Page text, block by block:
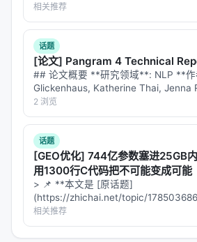
分片，通信量最小
这是一个重要的系统级优势：
存，多卡还省了通信带宽。
---
POET-XQ：量化训练的额外红利
方法
8-bit Q-APOLLO 2764M
8-bit Q-GaLore
POET-XQ b=256 367M
**——标题改为问题驱动式，增强结构
于 AI 引擎引用。 > **一句话结论**
相关推荐
话题
[论文] Pangram 4 Technical
## 论文概要 **研究领域**: NLP **
Glickenhaus, Katherine Thai, Jenna
Masrour, Yue Han, Max Spero,
2 浏览
话题
[GEO优化] 744亿参数塞进25GB
用1300行C代码把不可能变成可能
> 📌 **本文是 [原话题]
(https://zhichai.net/topic/
**——标题改为问题驱动式，增强结构
于 AI 引擎引用。 > **一句话结论**
相关推荐